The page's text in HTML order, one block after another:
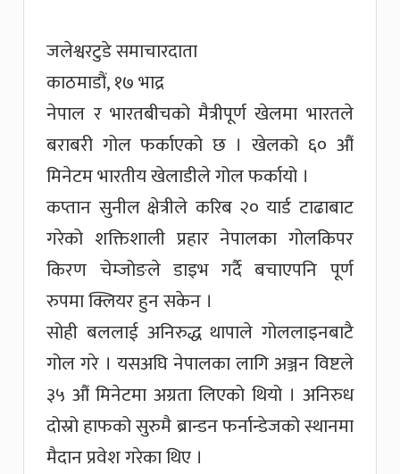
जलेश्वरटुडे समाचारदाता
काठमाडौं, १७ भाद्र
नेपाल र भारतबीचको मैत्रीपूर्ण खेलमा भारतले
बराबरी गोल फर्काएको छ । खेलको ६० औं
मिनेटम भारतीय खेलाडीले गोल फर्कायो ।
कप्तान सुनील क्षेत्रीले करिब २० यार्ड टाढाबाट
गरेको शक्तिशाली प्रहार नेपालका गोलकिपर
किरण चेम्जोङले डाइभ गर्दै बचाएपनि पूर्ण
रुपमा क्लियर हुन सकेन ।
सोही बललाई अनिरुद्ध थापाले गोललाइनबाटै
गोल गरे । यसअघि नेपालका लागि अञ्जन विष्टले
३५ औं मिनेटमा अग्रता लिएको थियो । अनिरुध
दोस्रो हाफको सुरुमै ब्रान्डन फर्नान्डेजको स्थानमा
मैदान प्रवेश गरेका थिए ।